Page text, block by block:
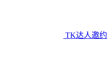
TK达人邀约